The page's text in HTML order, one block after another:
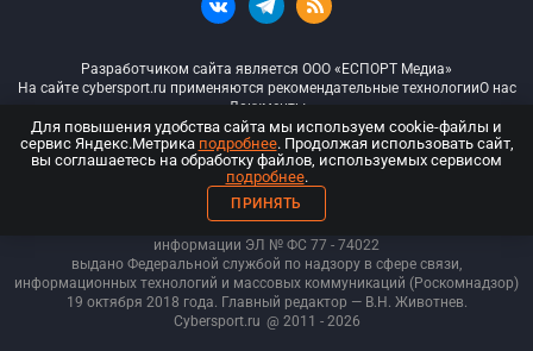
Разработчиком сайта является ООО «ЕСПОРТ Медиа»
На сайте cybersport.ru применяются рекомендательные технологииО нас
Документы
© ООО «Киберспорт.ру» — Все права защищены
18+
ООО «Киберспорт.ру». Свидетельство о регистрации средств массовой
информации ЭЛ № ФС 77 - 74022
выдано Федеральной службой по надзору в сфере связи,
информационных технологий и массовых коммуникаций (Роскомнадзор)
19 октября 2018 года. Главный редактор — В.Н. Животнев.
Cybersport.ru @ 2011 - 2026
Для повышения удобства сайта мы используем cookie-файлы и
сервис Яндекс.Метрика подробнее. Продолжая использовать сайт,
вы соглашаетесь на обработку файлов, используемых сервисом
подробнее.
ПРИНЯТЬ